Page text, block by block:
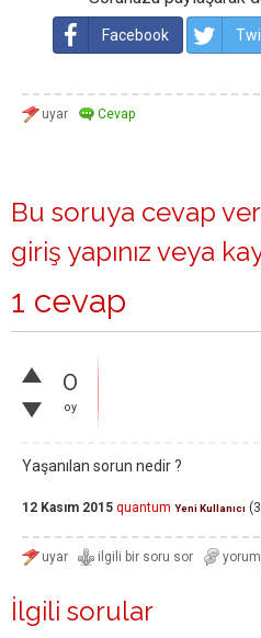
Facebook
Bu soruya cevap
giriş yapınız veya
1 cevap
0
oy
Yaşanılan sorun nedir ?
12 Kasım 2015 quantum Yeni Kullanıcı (
İlgili sorular